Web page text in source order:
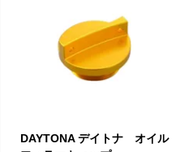
DAYTONA デイトナ オイル